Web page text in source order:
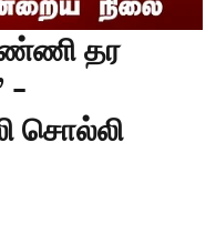
தர
-
சொல்லி